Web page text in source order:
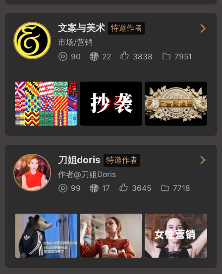
文案与美术 特邀作者
市场/营销
90
22 3838 7951
刀姐doris
特邀作者
作者@刀姐Doris
99
17 3645 7718